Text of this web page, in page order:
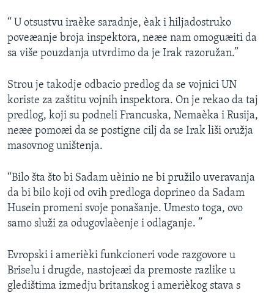
DRUŠTVO
SPORT
INTERVJU
“ U otsustvu iraèke saradnje, èak i hiljadostruko
poveæanje broja inspektora, neæe nam omoguæiti da
sa više pouzdanja utvrdimo da je Irak razoružan.”
Strou je takodje odbacio predlog da se vojnici UN
koriste za zaštitu vojnih inspektora. On je rekao da taj
predlog, koji su podneli Francuska, Nemaèka i Rusija,
neæe pomoæi da se postigne cilj da se Irak liši oružja
masovnog uništenja.
“Bilo šta što bi Sadam uèinio ne bi pružilo uveravanja
da bi bilo koji od ovih predloga doprineo da Sadam
Husein promeni svoje ponašanje. Umesto toga, ovo
samo služi za odugovlaèenje i odlaganje. ”
Evropski i amerièki funkcioneri vode razgovore u
Briselu i drugde, nastojeæi da premoste razlike u
gledištima izmedju britanskog i amerièkog stava s